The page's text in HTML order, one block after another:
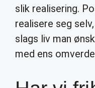
slik realisering.
realisere seg
slags liv man
med ens